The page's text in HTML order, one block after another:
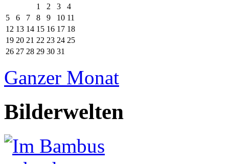
1
2 3
4
5
6 7 8 9 10 11
12 13 14 15 16 17 18
19 20 21 22 23 24 25
26 27 28 29 30 31
Ganzer Monat
Bilderwelten